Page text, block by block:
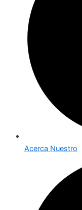
Acerca Nuestro